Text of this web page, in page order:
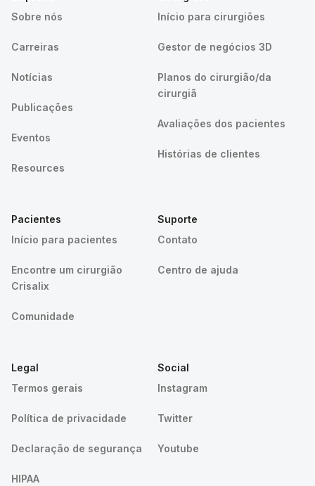
Sobre nós
Carreiras
Notícias
Publicações
Eventos
Resources
Início para cirurgiões
Gestor de negócios 3D
Planos do cirurgião/da
cirurgiã
Avaliações dos pacientes
Histórias de clientes
Pacientes
Início para pacientes
Encontre um cirurgião
Crisalix
Comunidade
Suporte
Contato
Centro de ajuda
Legal
Termos gerais
Política de privacidade
Declaração de segurança
HIPAA
Social
Instagram
Twitter
Youtube